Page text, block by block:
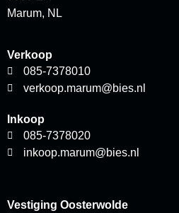
Marum, NL
Verkoop
085-7378010
verkoop.marum@bies.nl
Inkoop
085-7378020
inkoop.marum@bies.nl
Vestiging Oosterwolde